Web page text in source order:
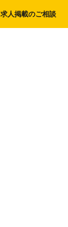
求人掲載のご相談